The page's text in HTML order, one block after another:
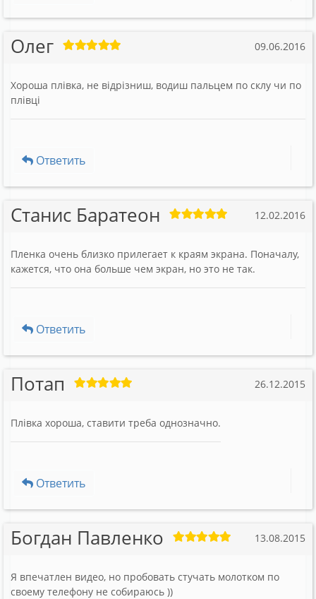
Олег 09.06.2016
Хороша плівка, не відрізниш, водиш пальцем по склу чи по
плівці
Ответить
Станис Баратеон 12.02.2016
Пленка очень близко прилегает к краям экрана. Поначалу,
кажется, что она больше чем экран, но это не так.
Ответить
Потап 26.12.2015
Плівка хороша, ставити треба однозначно.
Ответить
Богдан Павленко 13.08.2015
Я впечатлен видео, но пробовать стучать молотком по
своему телефону не собираюсь ))